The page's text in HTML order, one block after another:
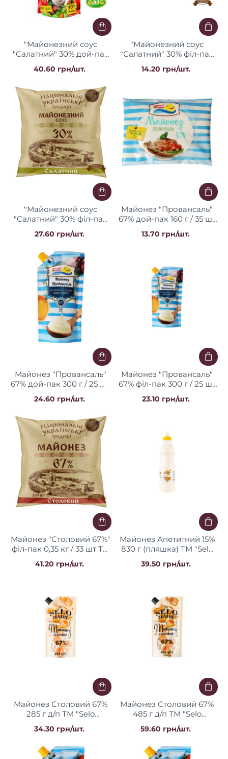
"Майонезний соус
"Салатний" 30% дой-пак
300 г / 30 шт Оліс
40.60 грн/шт.
"Майонезний соус
"Салатний" 30% філ-пак
0,15 кг / 30 шт ТМ НУТ
14.20 грн/шт.
"Майонезний соус
"Салатний" 30% філ-пак
0,35 кг / 33 шт ТМ НУТ
27.60 грн/шт.
Майонез "Провансаль"
67% дой-пак 160 г / 35 шт
ТМ "Одеські традиції"
13.70 грн/шт.
Майонез "Провансаль"
67% дой-пак 300 г / 25 шт
ТМ "Одеські традиції"
24.60 грн/шт.
Майонез "Провансаль"
67% філ-пак 300 г / 25 шт
ТМ "Одеські традиції"
23.10 грн/шт.
Майонез "Столовий 67%"
філ-пак 0,35 кг / 33 шт ТМ
41.20 грн/шт.
Майонез Апетитний 15%
830 г (пляшка) ТМ "Selo
Зелене"
39.50 грн/шт.
Майонез Столовий 67%
285 г д/п ТМ "Selo
Зелене"
34.30 грн/шт.
Майонез Столовий 67%
485 г д/п ТМ "Selo
Зелене"
59.60 грн/шт.